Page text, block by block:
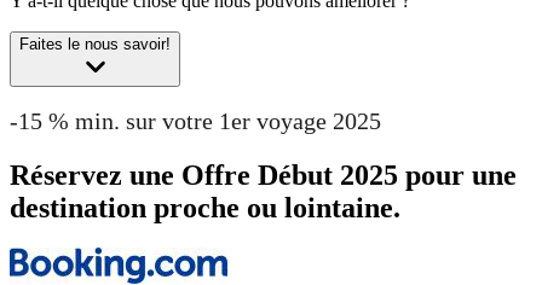
Faites le nous savoir!
-15 % min. sur votre 1er voyage 2025
Réservez une Offre Début 2025 pour une
destination proche ou lointaine.